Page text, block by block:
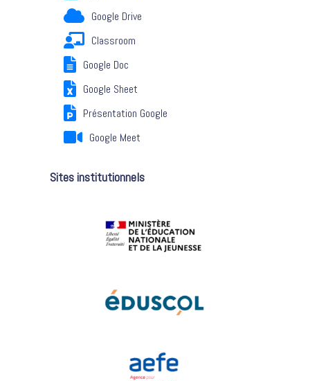
Google Drive
Classroom
Google Doc
Google Sheet
Présentation Google
Google Meet
Sites institutionnels